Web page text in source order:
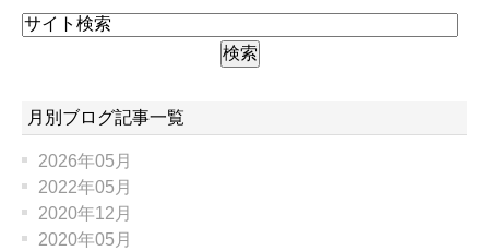
月別ブログ記事一覧
2026年05月
2022年05月
2020年12月
2020年05月